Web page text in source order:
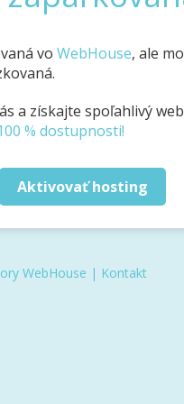
vo WebHouse, ale
a získajte spoľahlivý
% dostupnosti!
Aktivovať hosting
WebHouse | Kontakt